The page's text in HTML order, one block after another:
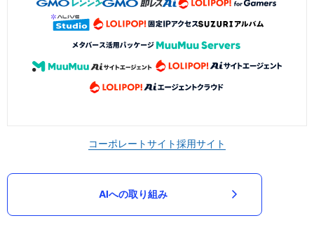
コーポレートサイト採用サイト
AIへの取り組み